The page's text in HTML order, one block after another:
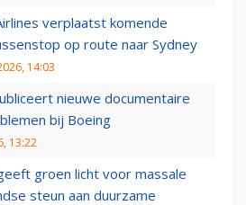
verplaatst komende
op route naar Sydney
14:03
nieuwe documentaire
bij Boeing
13:22
groen licht voor massale
steun aan duurzame